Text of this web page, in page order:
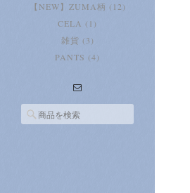
【NEW】ZUMA柄 (12)
CELA (1)
雑貨 (3)
PANTS (4)